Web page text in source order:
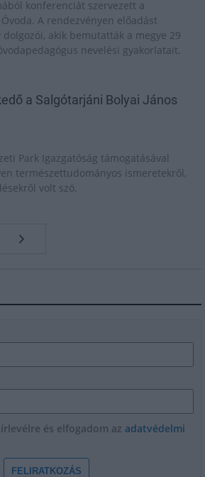
konferenciát szervezett a
A rendezvényen előadást
akik bemutatták a megye 29
nevelési gyakorlatait.
a Salgótarjáni Bolyai János
Park Igazgatóság támogatásával
természettudományos ismeretekről,
volt szó.
és elfogadom az adatvédelmi
FELIRATKOZÁS